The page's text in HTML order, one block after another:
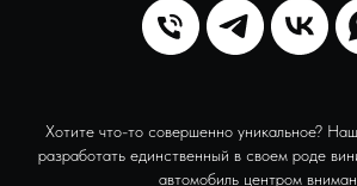
Хотите что-то совершенно уникальное?
разработать единственный в своем роде
автомобиль центром